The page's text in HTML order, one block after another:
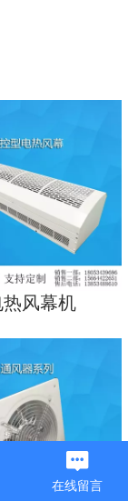
风幕机
在线留言